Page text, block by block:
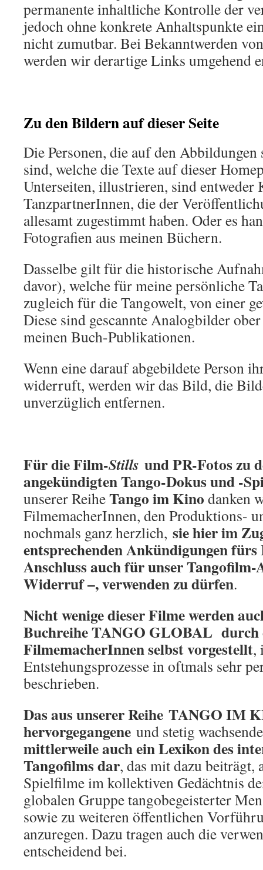
permanente inhaltliche Kontrolle der
jedoch ohne konkrete Anhaltspunkte
nicht zumutbar. Bei Bekanntwerden
werden wir derartige Links umgehend
Zu den Bildern auf dieser Seite
Die Personen, die auf den Abbildungen
sind, welche die Texte auf dieser
Unterseiten, illustrieren, sind entweder
TanzpartnerInnen, die der
allesamt zugestimmt haben. Oder es
Fotografien aus meinen Büchern.
Dasselbe gilt für die historische
davor), welche für meine persönliche
zugleich für die Tangowelt, von einer
Diese sind gescannte Analogbilder
meinen Buch-Publikationen.
Wenn eine darauf abgebildete Person
widerruft, werden wir das Bild, die
unverzüglich entfernen.
Für die Film-Stills und PR-Fotos zu
angekündigten Tango-Dokus und -
unserer ReiheTango im Kino danken
FilmemacherInnen, den Produktions-
nochmals ganz herzlich, sie hier im
entsprechenden Ankündigungen
Anschluss auch für unser
Widerruf –, verwenden zu dürfen.
Nicht wenige dieser Filme werden
Buchreihe TANGO GLOBAL durch
FilmemacherInnen selbst vorgestellt,
Entstehungsprozesse in oftmals sehr
beschrieben.
Das aus unserer Reihe TANGO IM
hervorgegangene und stetig
mittlerweile auch ein Lexikon des
Tangofilms dar, das mit dazu beiträgt,
Spielfilme im kollektiven Gedächtnis
globalen Gruppe tangobegeisterter
sowie zu weiteren öffentlichen
anzuregen. Dazu tragen auch die
entscheidend bei.